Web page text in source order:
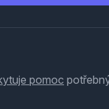
pomoc